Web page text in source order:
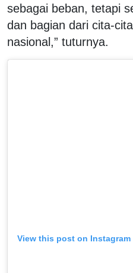
sebagai beban, tetapi
dan bagian dari cita-
nasional,” tuturnya.
View this post on Instagram